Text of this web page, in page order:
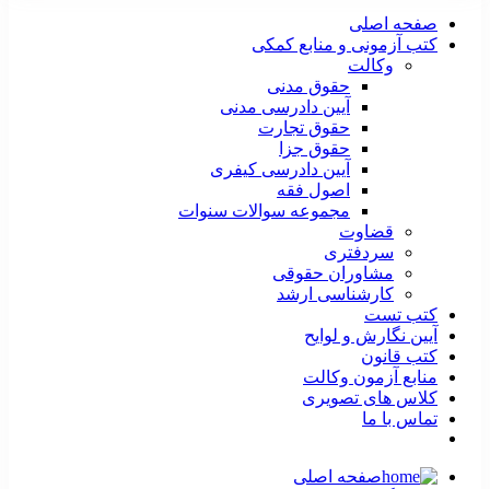
صفحه اصلی
کتب آزمونی و منابع کمکی
وکالت
حقوق مدنی
آیین دادرسی مدنی
حقوق تجارت
حقوق جزا
آیین دادرسی کیفری
اصول فقه
مجموعه سوالات سنوات
قضاوت
سردفتری
مشاوران حقوقی
کارشناسی ارشد
کتب تست
آیین نگارش و لوایح
کتب قانون
منابع آزمون وکالت
کلاس های تصویری
تماس با ما
صفحه اصلی